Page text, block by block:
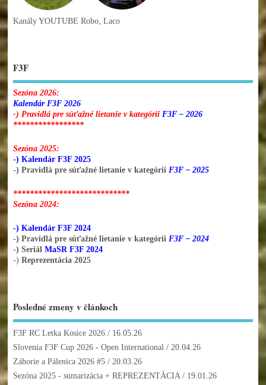
Kanály YOUTUBE Robo, Laco
F3F
Sezóna 2026:
Kalendár F3F 2026
-) Pravidlá pre súťažné lietanie v kategórii F3F – 2026
*****************
Sezóna 2025:
-) Kalendár F3F 2025
-) Pravidlá pre súťažné lietanie v kategórii F3F – 2025
****************************
Sezóna 2024:
-) Kalendár F3F 2024
-) Pravidlá pre súťažné lietanie v kategórii F3F – 2024
-) Seriál MaSR F3F 2024
-) Reprezentácia 2025
Posledné zmeny v článkoch
F3F RC Letka Kosice 2026/ 16.05.26
Slovenia F3F Cup 2026 - Open International/ 20.04.26
Záhorie a Pálenica 2026 #5/ 20.03.26
Sezóna 2025 - sumarizácia + REPREZENTÁCIA/ 19.01.26